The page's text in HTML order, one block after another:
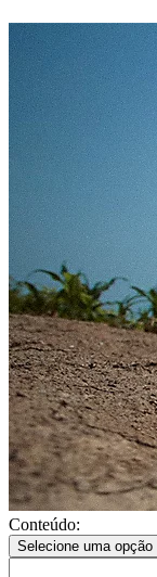
Conteúdo:
Selecione uma opção